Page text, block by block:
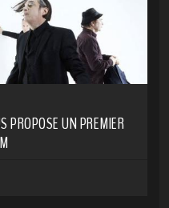
PROPOSE UN PREMIER